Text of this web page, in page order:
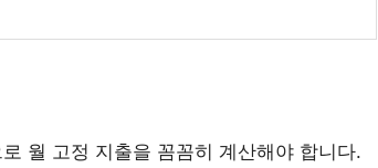
월 고정 지출을 꼼꼼히 계산해야 합니다.